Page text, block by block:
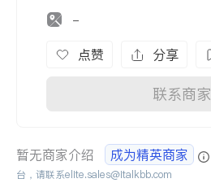
-
点赞 分享
联系商家
暂无商家介绍 成为精英商家
台，请联系elite.sales@italkbb.com